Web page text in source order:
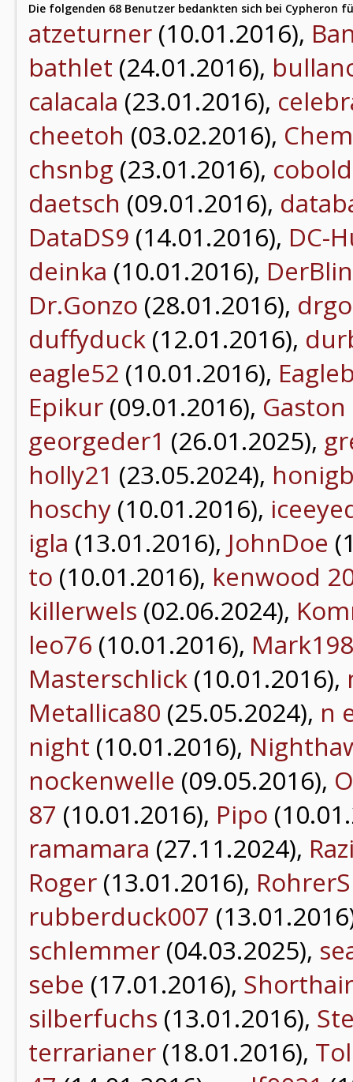
Die folgenden 68 Benutzer bedankten sich bei Cypheron
atzeturner (10.01.2016),
bathlet (24.01.2016),
calacala (23.01.2016),
cheetoh (03.02.2016),
chsnbg (23.01.2016), cobold
daetsch (09.01.2016),
DataDS9 (14.01.2016), DC-
deinka (10.01.2016),
Dr.Gonzo (28.01.2016),
duffyduck (12.01.2016),
eagle52 (10.01.2016),
Epikur (09.01.2016), Gaston
georgeder1 (26.01.2025),
holly21 (23.05.2024),
hoschy (10.01.2016),
igla (13.01.2016), JohnDoe
to (10.01.2016), kenwood
killerwels (02.06.2024),
leo76 (10.01.2016),
Masterschlick (10.01.2016),
Metallica80 (25.05.2024), n
night (10.01.2016),
nockenwelle (09.05.2016),
87 (10.01.2016), Pipo
ramamara (27.11.2024),
Roger (13.01.2016), RohrerS
rubberduck007
schlemmer (04.03.2025),
sebe (17.01.2016),
silberfuchs (13.01.2016),
terrarianer (18.01.2016),